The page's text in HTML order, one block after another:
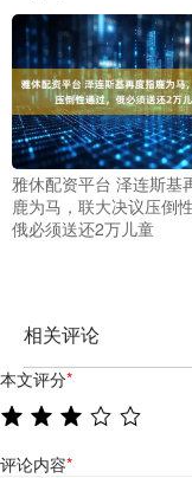
雅休配资平台 泽连斯基
鹿为马，联大决议压倒
俄必须送还2万儿童
相关评论
本文评分*
评论内容*